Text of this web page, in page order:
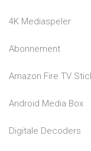
4K Mediaspeler
Abonnement
Amazon Fire TV
Android Media Box
Digitale Decoders